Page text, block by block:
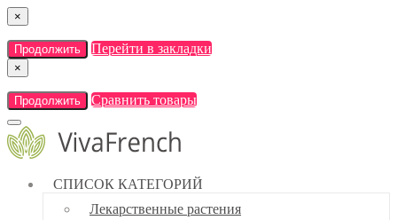
×
Продолжить Перейти в закладки
×
Продолжить Сравнить товары
СПИСОК КАТЕГОРИЙ
Лекарственные растения